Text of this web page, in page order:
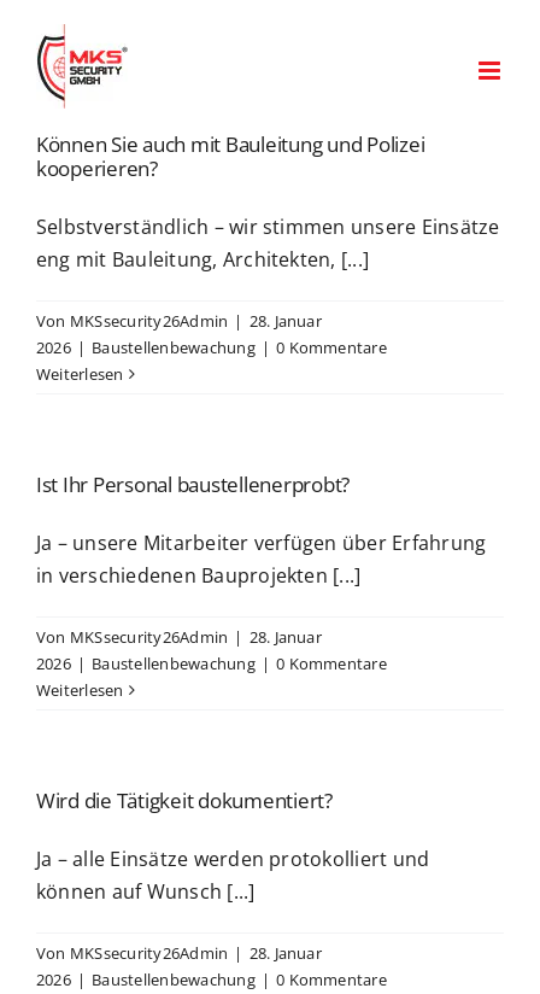
Inhalt
springen
Können Sie auch mit Bauleitung und Polizei
kooperieren?
Selbstverständlich – wir stimmen unsere Einsätze
eng mit Bauleitung, Architekten, [...]
Von MKSsecurity26Admin | 28. Januar
2026 | Baustellenbewachung | 0 Kommentare
Weiterlesen
Ist Ihr Personal baustellenerprobt?
Ja – unsere Mitarbeiter verfügen über Erfahrung
in verschiedenen Bauprojekten [...]
Von MKSsecurity26Admin | 28. Januar
2026 | Baustellenbewachung | 0 Kommentare
Weiterlesen
Wird die Tätigkeit dokumentiert?
Ja – alle Einsätze werden protokolliert und
können auf Wunsch [...]
Von MKSsecurity26Admin | 28. Januar
2026 | Baustellenbewachung | 0 Kommentare